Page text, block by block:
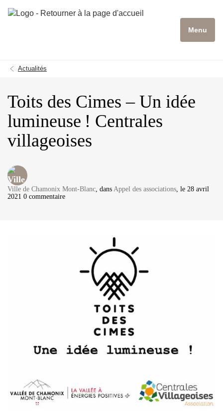
Menu
Actualités
Toits des Cimes – Un idée
lumineuse ! Centrales
villageoises
Ville de Chamonix Mont-Blanc, dans Appel des associations, le 28 avril
2021 0 commentaire